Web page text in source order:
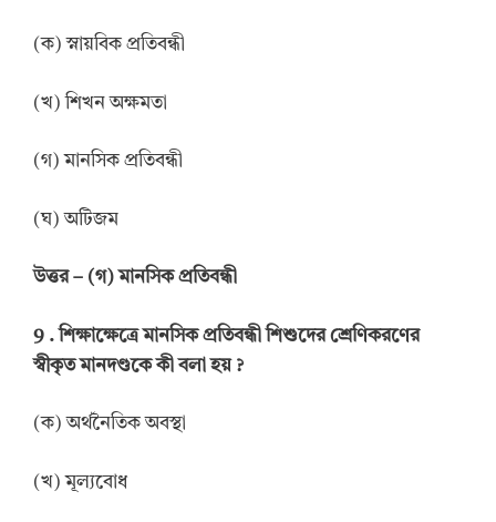
(ক) স্নায়বিক প্রতিবন্ধী
(খ) শিখন অক্ষমতা
(গ) মানসিক প্রতিবন্ধী
(ঘ) অটিজম
উত্তর– (গ) মানসিক প্রতিবন্ধী
9 .শিক্ষাক্ষেত্রে মানসিক প্রতিবন্ধী শিশুদের শ্রেণিকরণের
স্বীকৃত মানদণ্ডকে কী বলা হয় ?
(ক) অর্থনৈতিক অবস্থা
(খ) মূল্যবোধ